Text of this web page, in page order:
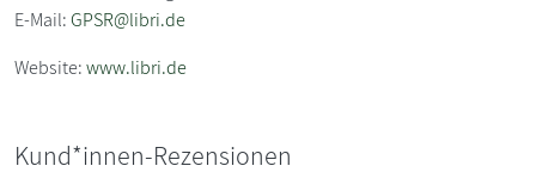
E-Mail:GPSR@libri.de
Website:www.libri.de
Kund*innen-Rezensionen